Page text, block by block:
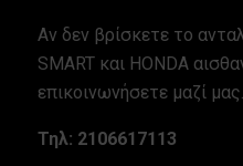
Αν δεν βρίσκετε το
SMART και HONDA
επικοινωνήσετε μαζί μας.
Τηλ: 2106617113